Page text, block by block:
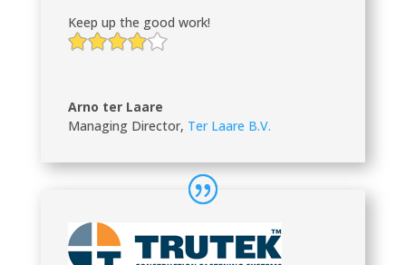
Keep up the good work!
Arno ter Laare
Managing Director, Ter Laare B.V.